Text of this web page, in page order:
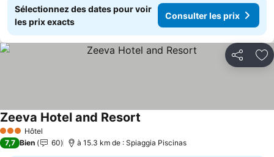
Sélectionnez des dates pour voir
les prix exacts
Consulter les prix
Partager
3 ÉtoilesHôtel
Zeeva Hotel and Resort
7,7 Bien 60 à 15.3 km de : Spiaggia Piscinas